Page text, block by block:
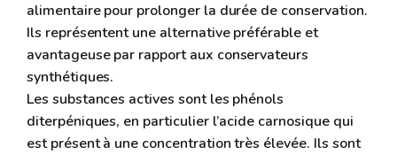
alimentaire pour prolonger la durée de conservation.
Ils représentent une alternative préférable et
avantageuse par rapport aux conservateurs
synthétiques.
Les substances actives sont les phénols
diterpéniques, en particulier l’acide carnosique qui
est présent à une concentration très élevée. Ils sont